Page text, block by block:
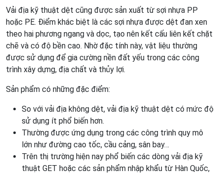
Vải địa kỹ thuật dệt cũng được sản xuất từ sợi nhựa PP
hoặc PE. Điểm khác biệt là các sợi nhựa được dệt đan xen
theo hai phương ngang và dọc, tạo nên kết cấu liên kết chặt
chẽ và có độ bền cao. Nhờ đặc tính này, vật liệu thường
được sử dụng để gia cường nền đất yếu trong các công
trình xây dựng, địa chất và thủy lợi.
Sản phẩm có những đặc điểm:
So với vải địa không dệt, vải địa kỹ thuật dệt có mức độ
sử dụng ít phổ biến hơn.
Thường được ứng dụng trong các công trình quy mô
lớn như đường cao tốc, cầu cảng, sân bay…
Trên thị trường hiện nay phổ biến các dòng vải địa kỹ
thuật GET hoặc các sản phẩm nhập khẩu từ Hàn Quốc,